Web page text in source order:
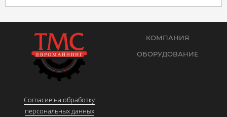
Согласие на обработку
персональных данных
КОМПАНИЯ
ОБОРУДОВАНИЕ